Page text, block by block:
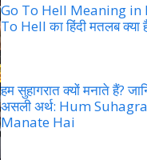
Go To Hell Meaning in
To Hell का हिंदी मतलब क्या
हम सुहागरात क्यों मनाते हैं?
असली अर्थ: Hum
Manate Hai